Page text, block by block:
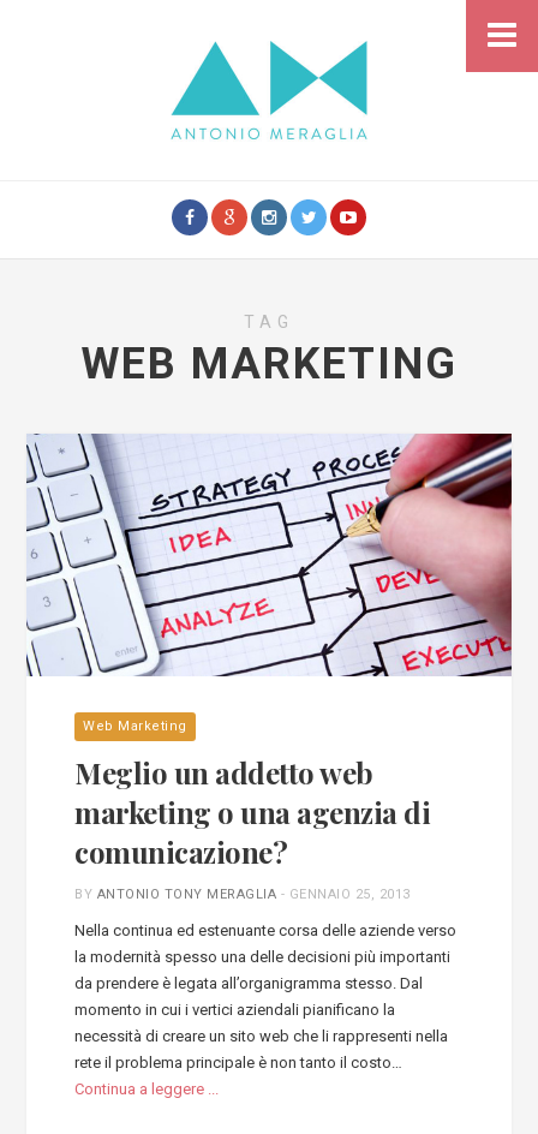
TAG
WEB MARKETING
Web Marketing
Meglio un addetto web
marketing o una agenzia di
comunicazione?
BY ANTONIO TONY MERAGLIA - GENNAIO 25, 2013
Nella continua ed estenuante corsa delle aziende verso
la modernità spesso una delle decisioni più importanti
da prendere è legata all’organigramma stesso. Dal
momento in cui i vertici aziendali pianificano la
necessità di creare un sito web che li rappresenti nella
rete il problema principale è non tanto il costo…
Continua a leggere ...